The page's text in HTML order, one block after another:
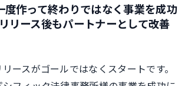
度作って終わりではなく事業を成功
リース後もパートナーとして改善
ースがゴールではなくスタートです。